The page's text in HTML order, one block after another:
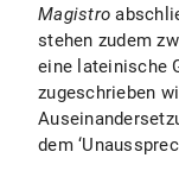
Magistro
stehen zudem
eine lateinische
zugeschrieben
dem